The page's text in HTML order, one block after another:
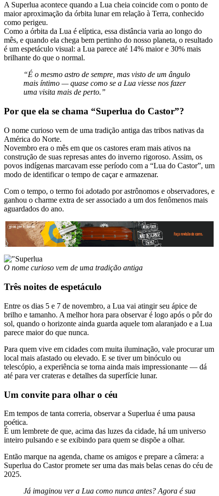
A Superlua acontece quando a Lua cheia coincide com o ponto de
maior aproximação da órbita lunar em relação à Terra, conhecido
como perigeu.
Como a órbita da Lua é elíptica, essa distância varia ao longo do
mês, e quando ela chega bem pertinho do nosso planeta, o resultado
é um espetáculo visual: a Lua parece até 14% maior e 30% mais
brilhante do que o normal.
“É o mesmo astro de sempre, mas visto de um ângulo
mais íntimo — quase como se a Lua viesse nos fazer
uma visita mais de perto.”
Por que ela se chama “Superlua do Castor”?
O nome curioso vem de uma tradição antiga das tribos nativas da
América do Norte.
Novembro era o mês em que os castores eram mais ativos na
construção de suas represas antes do inverno rigoroso. Assim, os
povos indígenas marcavam esse período com a “Lua do Castor”, um
modo de identificar o tempo de caçar e armazenar.
Com o tempo, o termo foi adotado por astrônomos e observadores, e
ganhou o charme extra de ser associado a um dos fenômenos mais
aguardados do ano.
O nome curioso vem de uma tradição antiga
Três noites de espetáculo
Entre os dias 5 e 7 de novembro, a Lua vai atingir seu ápice de
brilho e tamanho. A melhor hora para observar é logo após o pôr do
sol, quando o horizonte ainda guarda aquele tom alaranjado e a Lua
parece maior do que nunca.
Para quem vive em cidades com muita iluminação, vale procurar um
local mais afastado ou elevado. E se tiver um binóculo ou
telescópio, a experiência se torna ainda mais impressionante — dá
até para ver crateras e detalhes da superfície lunar.
Um convite para olhar o céu
Em tempos de tanta correria, observar a Superlua é uma pausa
poética.
É um lembrete de que, acima das luzes da cidade, há um universo
inteiro pulsando e se exibindo para quem se dispõe a olhar.
Então marque na agenda, chame os amigos e prepare a câmera: a
Superlua do Castor promete ser uma das mais belas cenas do céu de
2025.
Já imaginou ver a Lua como nunca antes? Agora é sua